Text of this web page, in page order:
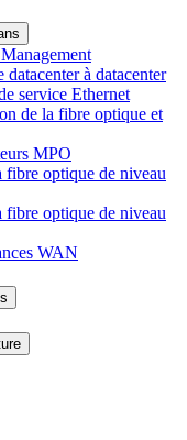
à datacenter
service Ethernet
de la fibre optique et
MPO
optique de niveau
optique de niveau
WAN